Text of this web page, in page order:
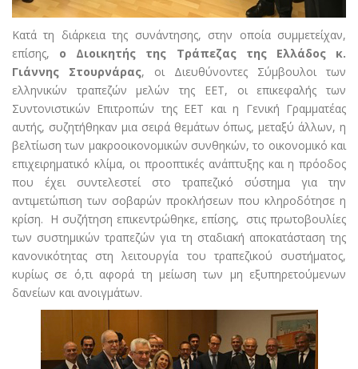
Κατά τη διάρκεια της συνάντησης, στην οποία συμμετείχαν,
επίσης, ο Διοικητής της Τράπεζας της Ελλάδος κ.
Γιάννης Στουρνάρας, οι Διευθύνοντες Σύμβουλοι των
ελληνικών τραπεζών μελών της ΕΕΤ, οι επικεφαλής των
Συντονιστικών Επιτροπών της ΕΕΤ και η Γενική Γραμματέας
αυτής, συζητήθηκαν μια σειρά θεμάτων όπως, μεταξύ άλλων, η
βελτίωση των μακροοικονομικών συνθηκών, το οικονομικό και
επιχειρηματικό κλίμα, οι προοπτικές ανάπτυξης και η πρόοδος
που έχει συντελεστεί στο τραπεζικό σύστημα για την
αντιμετώπιση των σοβαρών προκλήσεων που κληροδότησε η
κρίση. Η συζήτηση επικεντρώθηκε, επίσης, στις πρωτοβουλίες
των συστημικών τραπεζών για τη σταδιακή αποκατάσταση της
κανονικότητας στη λειτουργία του τραπεζικού συστήματος,
κυρίως σε ό,τι αφορά τη μείωση των μη εξυπηρετούμενων
δανείων και ανοιγμάτων.